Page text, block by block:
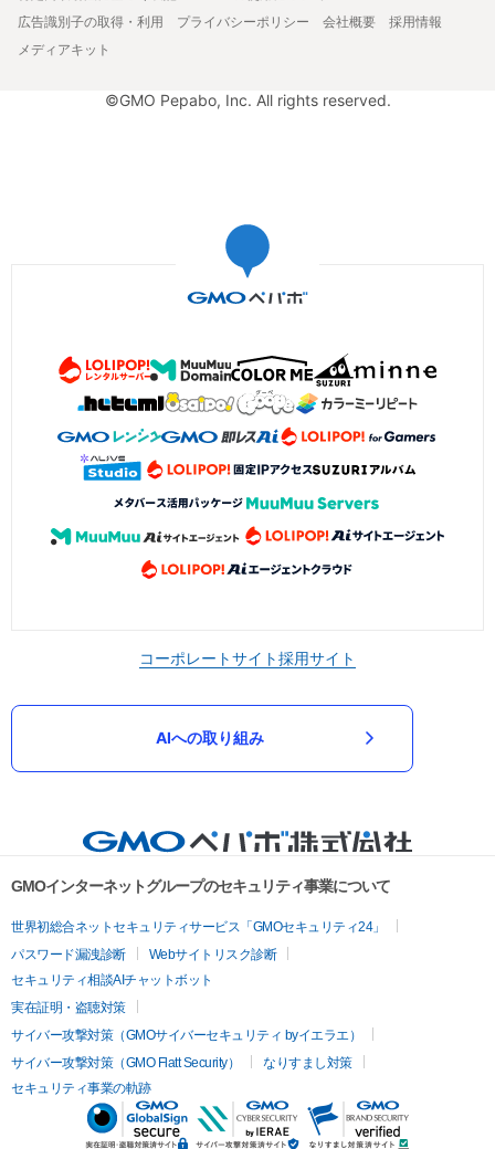
広告識別子の取得・利用
プライバシーポリシー 会社概要
採用情報
メディアキット
©GMO Pepabo, Inc. All rights reserved.
コーポレートサイト採用サイト
AIへの取り組み
GMOインターネットグループのセキュリティ事業について
世界初総合ネットセキュリティサービス「GMOセキュリティ24」
パスワード漏洩診断
Webサイトリスク診断
セキュリティ相談AIチャットボット
実在証明・盗聴対策
サイバー攻撃対策（GMOサイバーセキュリティ byイエラエ）
サイバー攻撃対策（GMO Flatt Security）
なりすまし対策
セキュリティ事業の軌跡